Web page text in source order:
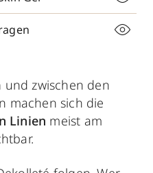
und zwischen den
machen sich die
Linien meist am